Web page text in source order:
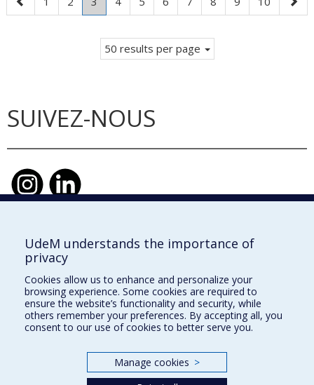
page
Current
page.
page
50 results per page
SUIVEZ-NOUS
École d'urbanisme et d'architecture de
paysage
École d'architecture
École de design
UdeM understands the importance of
privacy
Cookies allow us to enhance and personalize your
browsing experience. Some cookies are required to
ensure the website’s functionality and security, while
others remember your preferences. By accepting all, you
consent to our use of cookies to better serve you.
Manage cookies >